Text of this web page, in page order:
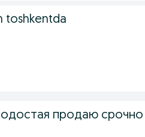
toshkentda
продаю срочно